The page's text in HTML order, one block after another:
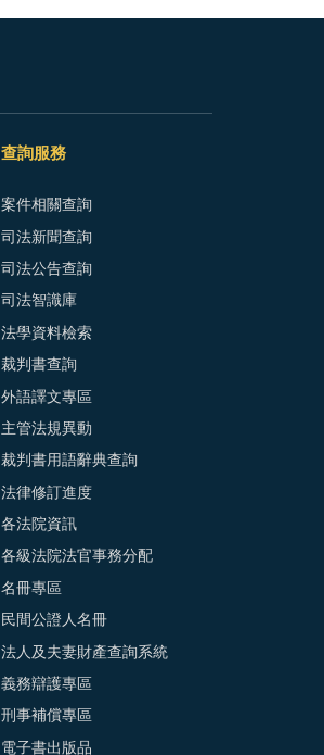
查詢服務
案件相關查詢
司法新聞查詢
司法公告查詢
司法智識庫
法學資料檢索
裁判書查詢
外語譯文專區
主管法規異動
裁判書用語辭典查詢
法律修訂進度
各法院資訊
各級法院法官事務分配
名冊專區
民間公證人名冊
法人及夫妻財產查詢系統
義務辯護專區
刑事補償專區
電子書出版品